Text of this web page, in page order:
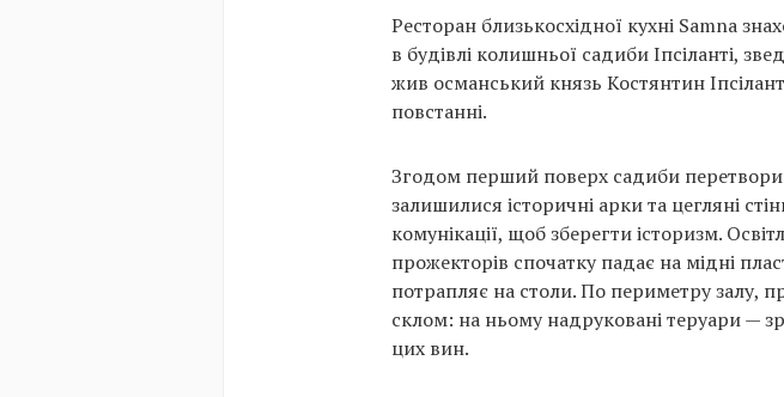
Ресторан близькосхідної кухні Samna
в будівлі колишньої садиби Іпсіланті,
жив османський князь Костянтин
повстанні.
Згодом перший поверх садиби
залишилися історичні арки та цегляні
комунікації, щоб зберегти історизм.
прожекторів спочатку падає на мідні
потрапляє на столи. По периметру залу,
склом: на ньому надруковані теруари —
цих вин.